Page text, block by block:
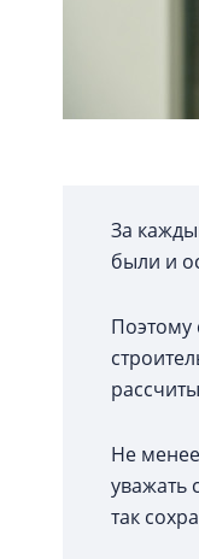
За
были и
Поэтому
Не
уважать
так